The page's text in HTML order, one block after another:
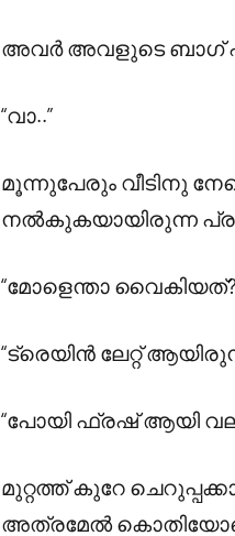
അവർ അവളുടെ ബാഗ്
“വാ..”
മൂന്നുപേരും വീടിനു
നൽകുകയായിരുന്ന
“മോളെന്താ
“ട്രെയിൻ ലേറ്റ്
“പോയി ഫ്രഷ് ആയി
മുറ്റത്ത് കുറേ
അത്രമേൽ